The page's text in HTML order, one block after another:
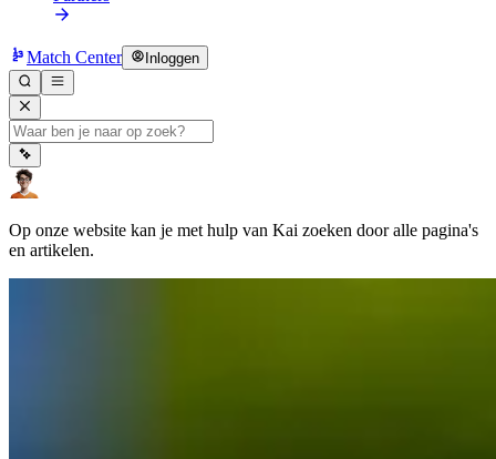
Match Center Inloggen
Op onze website kan je met hulp van Kai zoeken door alle pagina's
en artikelen.